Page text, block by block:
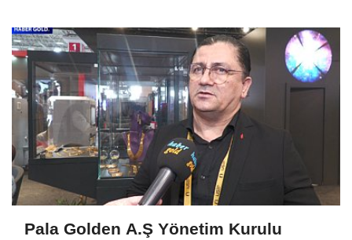
Pala Golden A.Ş Yönetim Kurulu